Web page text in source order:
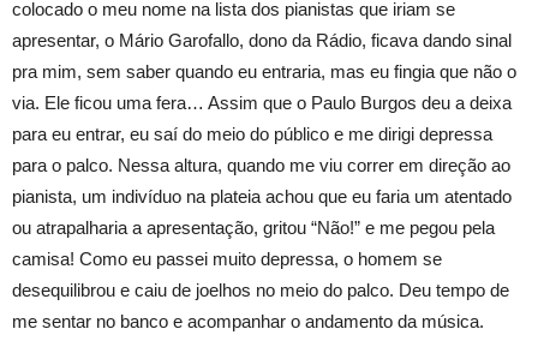
colocado o meu nome na lista dos pianistas que iriam se
apresentar, o Mário Garofallo, dono da Rádio, ficava dando sinal
pra mim, sem saber quando eu entraria, mas eu fingia que não o
via. Ele ficou uma fera… Assim que o Paulo Burgos deu a deixa
para eu entrar, eu saí do meio do público e me dirigi depressa
para o palco. Nessa altura, quando me viu correr em direção ao
pianista, um indivíduo na plateia achou que eu faria um atentado
ou atrapalharia a apresentação, gritou “Não!” e me pegou pela
camisa! Como eu passei muito depressa, o homem se
desequilibrou e caiu de joelhos no meio do palco. Deu tempo de
me sentar no banco e acompanhar o andamento da música.